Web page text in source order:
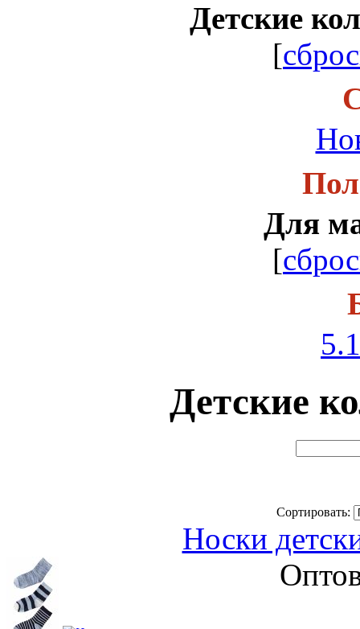
Детские
[
Для
[
Детские
Сортировать:
Носки